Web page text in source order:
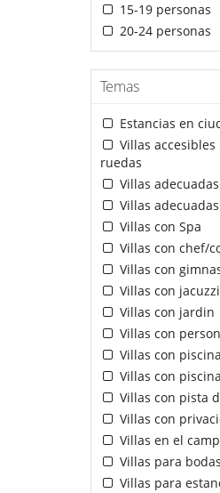
15-19 personas
20-24 personas
Temas
Estancias en
Villas
ruedas
Villas
Villas
Villas con Spa
Villas con chef/
Villas con
Villas con jacuzzi
Villas con jardin
Villas con
Villas con piscina
Villas con
Villas con pista
Villas con
Villas en el
Villas para bodas
Villas para